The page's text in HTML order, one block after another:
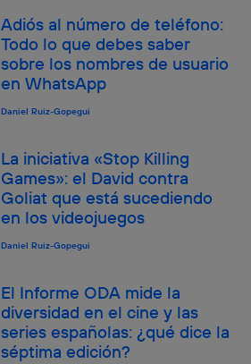
Adiós al número de teléfono:
Todo lo que debes saber
sobre los nombres de usuario
en WhatsApp
Daniel Ruiz-Gopegui
La iniciativa «Stop Killing
Games»: el David contra
Goliat que está sucediendo
en los videojuegos
Daniel Ruiz-Gopegui
El Informe ODA mide la
diversidad en el cine y las
series españolas: ¿qué dice la
séptima edición?